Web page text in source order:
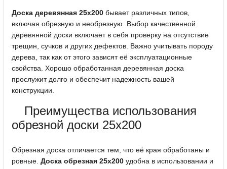
Доска деревянная 25x200 бывает различных типов,
включая обрезную и необрезную. Выбор качественной
деревянной доски включает в себя проверку на отсутствие
трещин, сучков и других дефектов. Важно учитывать породу
дерева, так как от этого зависят её эксплуатационные
свойства. Хорошо обработанная деревянная доска
прослужит долго и обеспечит надежность вашей
конструкции.
Преимущества использования
обрезной доски 25x200
Обрезная доска отличается тем, что её края обработаны и
ровные. Доска обрезная 25х200 удобна в использовании и